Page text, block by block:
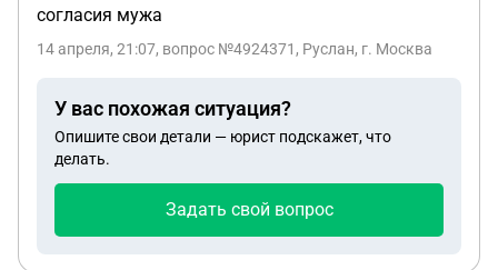
согласия мужа
14 апреля, 21:07, вопрос №4924371, Руслан, г. Москва
У вас похожая ситуация?
Опишите свои детали — юрист подскажет, что
делать.
Задать свой вопрос